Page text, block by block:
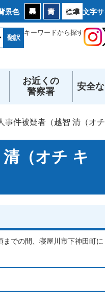
景色 文字
翻訳
キーワードから探す
お近くの
警察署
安全
事件被疑者（越智 清（オチ
（オチ キ
での間、寝屋川市下神田町に